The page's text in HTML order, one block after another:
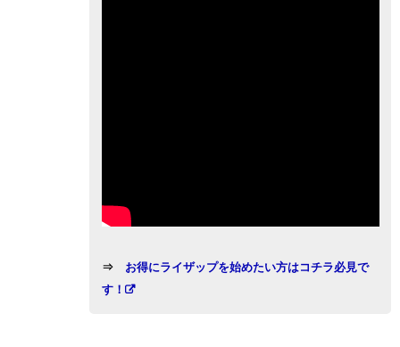
⇒
お得にライザップを始めたい方はコチラ必見で
す！